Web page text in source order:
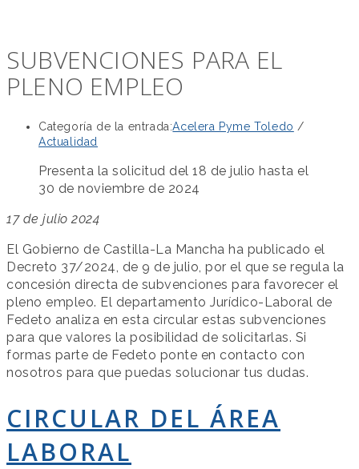
SUBVENCIONES PARA EL
PLENO EMPLEO
Categoría de la entrada:Acelera Pyme Toledo /
Actualidad
Presenta la solicitud del 18 de julio hasta el
30 de noviembre de 2024
17 de julio 2024
El Gobierno de Castilla-La Mancha ha publicado el
Decreto 37/2024, de 9 de julio, por el que se regula la
concesión directa de subvenciones para favorecer el
pleno empleo. El departamento Jurídico-Laboral de
Fedeto analiza en esta circular estas subvenciones
para que valores la posibilidad de solicitarlas. Si
formas parte de Fedeto ponte en contacto con
nosotros para que puedas solucionar tus dudas.
CIRCULAR DEL ÁREA
LABORAL